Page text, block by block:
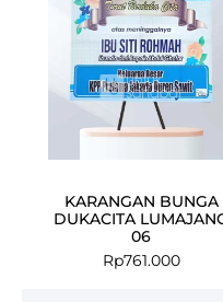
KARANGAN BUNGA
DUKACITA
06
Rp761.000